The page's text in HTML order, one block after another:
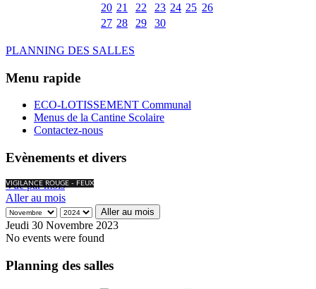
20 21 22 23 24 25 26
27 28 29 30
PLANNING DES SALLES
Menu rapide
ECO-LOTISSEMENT Communal
Menus de la Cantine Scolaire
Contactez-nous
Evènements et divers
VIGILANCE ROUGE - FEUX
Vue par mois
Aller au mois
Aller au mois
Jeudi 30 Novembre 2023
No events were found
Planning des salles